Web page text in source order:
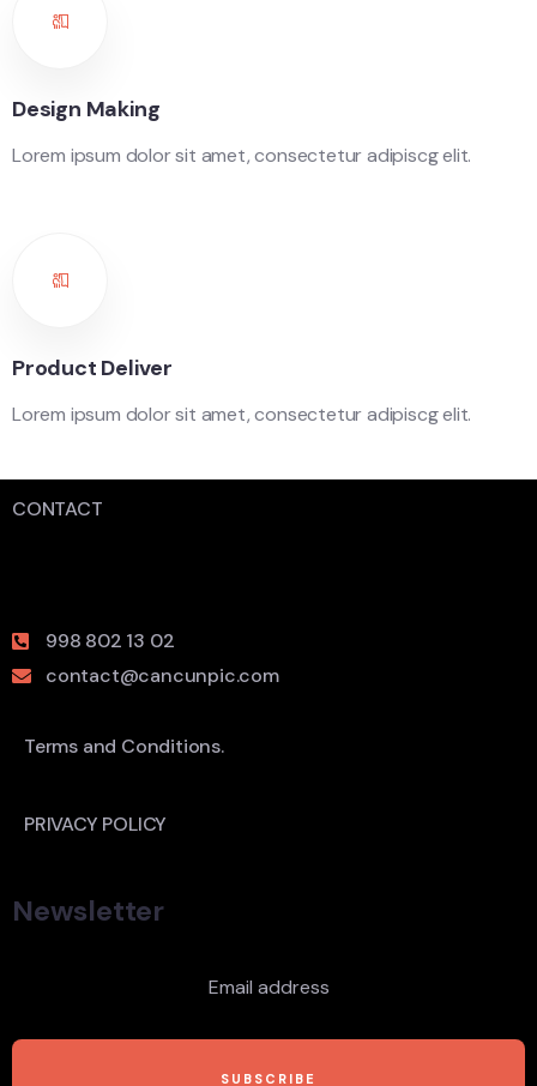
Design Making
Lorem ipsum dolor sit amet, consectetur adipiscg elit.
Product Deliver
Lorem ipsum dolor sit amet, consectetur adipiscg elit.
CONTACT
998 802 13 02
contact@cancunpic.com
Terms and Conditions.
PRIVACY POLICY
Newsletter